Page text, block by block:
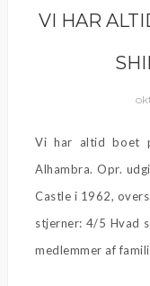
VI HAR
Vi har altid boet
Alhambra. Opr.
Castle i 1962,
stjerner: 4/5 Hvad
medlemmer af